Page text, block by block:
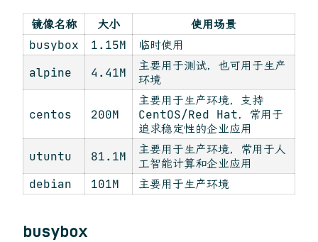
镜像名称 大小
使用场景
busybox
1.15M
临时使用
alpine
4.41M
主要用于测试，也可用于生产
环境
centos 200M
主要用于生产环境，支持
CentOS/Red Hat，常用于
追求稳定性的企业应用
utuntu
81.1M
主要用于生产环境，常用于人
工智能计算和企业应用
debian
101M 主要用于生产环境
busybox